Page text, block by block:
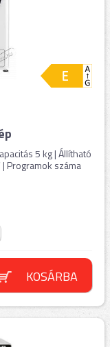
5 kg | Állítható
száma
KOSÁRBA